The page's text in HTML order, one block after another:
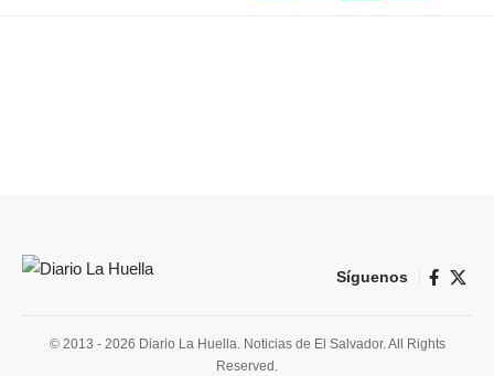
Síguenos
© 2013 - 2026 Diario La Huella. Noticias de El Salvador. All Rights
Reserved.